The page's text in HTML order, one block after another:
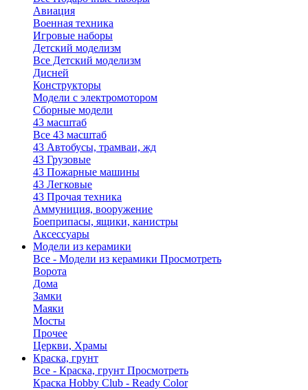
Авиация
Военная техника
Игровые наборы
Детский моделизм
Все Детский моделизм
Дисней
Конструкторы
Модели с электромотором
Сборные модели
43 масштаб
Все 43 масштаб
43 Автобусы, трамваи, жд
43 Грузовые
43 Пожарные машины
43 Легковые
43 Прочая техника
Аммуниция, вооружение
Боеприпасы, ящики, канистры
Аксессуары
Модели из керамики
Все - Модели из керамики Просмотреть
Ворота
Дома
Замки
Маяки
Мосты
Прочее
Церкви, Храмы
Краска, грунт
Все - Краска, грунт Просмотреть
Краска Hobby Club - Ready Color